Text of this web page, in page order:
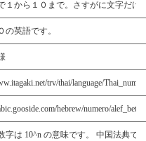
１から１０まで。さすがに文字だけ
の英語です。
trv/thai/language/
hebrew/numero/
字は 10^n の意味です。 中国法典で